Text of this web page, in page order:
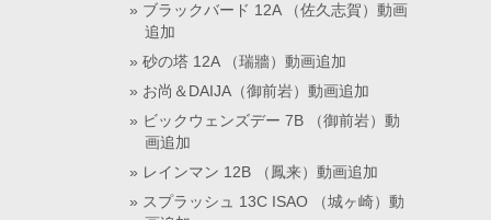
ブラックバード 12A （佐久志賀）動画
追加
砂の塔 12A （瑞牆）動画追加
お尚＆DAIJA（御前岩）動画追加
ビックウェンズデー 7B （御前岩）動
画追加
レインマン 12B （鳳来）動画追加
スプラッシュ 13C ISAO （城ヶ崎）動